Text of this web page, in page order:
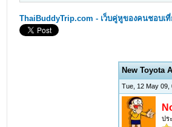
ThaiBuddyTrip.com - เว็บคู่หูของคนชอบเที่
New Toyota
Tue, 12 May
ปร